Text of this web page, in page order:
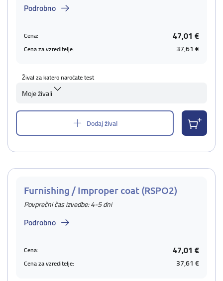
Podrobno
Cena: 47,01 €
Cena za vzreditelje: 37,61 €
Žival za katero naročate test
Moje živali
Dodaj žival
Furnishing / Improper coat (RSPO2)
Povprečni čas izvedbe: 4-5 dni
Podrobno
Cena: 47,01 €
Cena za vzreditelje: 37,61 €